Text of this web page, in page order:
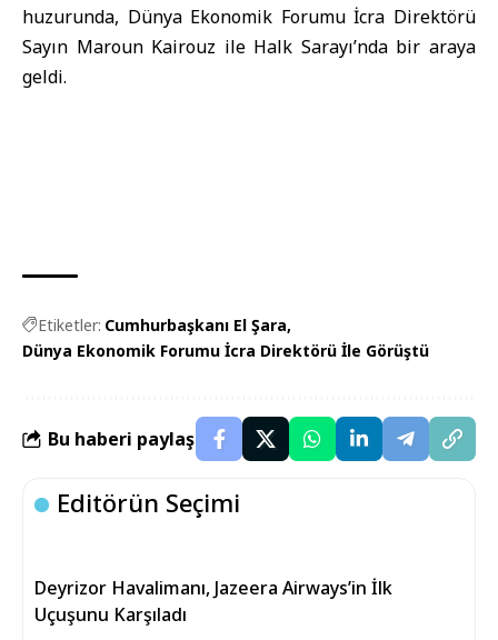
huzurunda, Dünya Ekonomik Forumu İcra Direktörü
Sayın Maroun Kairouz ile Halk Sarayı’nda bir araya
geldi.
Etiketler: Cumhurbaşkanı El Şara
Dünya Ekonomik Forumu İcra Direktörü İle Görüştü
Bu haberi paylaş
Editörün Seçimi
Deyrizor Havalimanı, Jazeera Airways’in İlk
Uçuşunu Karşıladı